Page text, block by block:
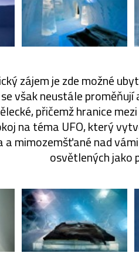
zájem je zde možné
však neustále
přičemž hranice
na téma UFO, který
a mimozemšťané nad
osvětlených jako